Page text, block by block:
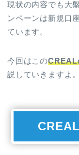
現状の内容でも大
ンペーンは新規口
ています。
今回はこのCREAL
説していきますよ。